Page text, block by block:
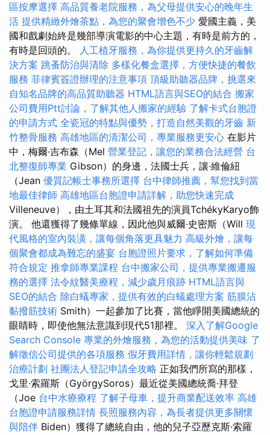
區按摩選擇 高品質養老院服務，為父母提供安心的晚年生
活 提供精緻外燴茶點，為您的聚會增色不少 愛國主義，美
國和戲劇始終是幾部導演電影的中心主題，有時是前方的，
有時是回頭的。 人工植牙服務，為你提供更持久的牙齒解
決方案 跳蚤防治與清除 多樣化餐盒選擇，方便快捷的餐飲
服務 菲律賓簽證辦理的注意事項 頂級助聽器品牌，挑選來
自知名品牌的高品質助聽器 HTML語言與SEO的結合 搬家
公司費用Ptt討論，了解其他人搬家的經驗 了解卡式台胞證
的申請方式 全瓷冠的特點與優勢，打造自然美觀的牙齒 新
竹整骨服務 高雄地區的清潔公司，專業服務更安心 在影片
中，梅爾·吉布森（Mel 營業登記，讓您的業務合法經營 台
北整復師專業 Gibson）的身邊，法國士兵，讓·維倫紐
（Jean 優質記帳士事務所選擇 台中律師推薦，幫您找到當
地最佳律師 高雄地區台胞證申請詳解，助您快速完成
Villeneuve），由土耳其和法國祖先的演員TchékyKaryo飾
演。 他還獲得了幾條單線，因此他與威爾·史密斯（Will 現
代風格的室內裝潢，讓每個角落更具魅力 高級外燴，讓每
個聚會都成為難忘的盛宴 台胞證照片要求，了解如何準備
符合規定 推拿師專業課程 台中搬家公司，提供專業搬遷服
務的選擇 法令紋醫美療程，減少歲月痕跡 HTML語言與
SEO的結合 除白蟻專家，提供有效的白蟻處理方案 筋膜沾
黏撥筋技術 Smith）一起參加了比賽，當他睜開美國總統的
眼睛時，即使他無法意識到現代51那裡。 深入了解Google
Search Console 專業的外燴服務，為您的活動提供美味 了
解徵信公司提供的各項服務 假牙費用詳情，讓你輕鬆規劃
治療計劃 社團法人登記申請全攻略 正如我們所寫的那樣，
戈里·索羅斯（GyörgySoros）最近從美國總統喬·拜登
（Joe 台中水療療程 了解子母車，提升商業配送效率 高雄
台胞證申請服務詳情 長照服務內容，為長者提供更多關懷
與陪伴 Biden）獲得了總統自由，他的兒子亞歷克斯·索羅